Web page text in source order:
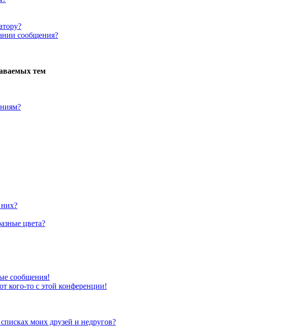
сообщения?
тем
цвета?
сообщения!
кого-то с этой конференции!
моих друзей и недругов?